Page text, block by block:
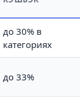
до 30% в
категориях
до 33%